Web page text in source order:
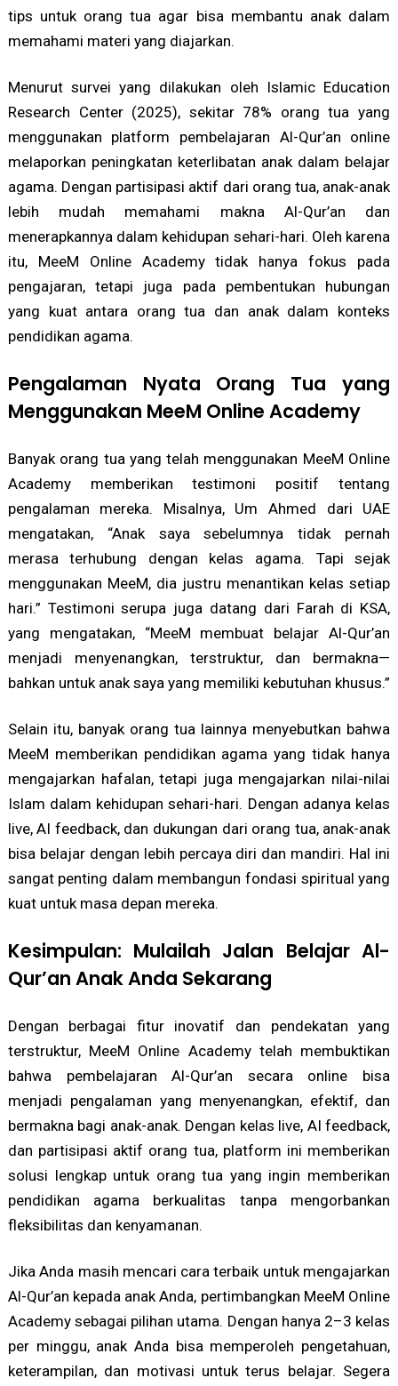
tips untuk orang tua agar bisa membantu anak dalam
memahami materi yang diajarkan.
Menurut survei yang dilakukan oleh Islamic Education
Research Center (2025), sekitar 78% orang tua yang
menggunakan platform pembelajaran Al-Qur’an online
melaporkan peningkatan keterlibatan anak dalam belajar
agama. Dengan partisipasi aktif dari orang tua, anak-anak
lebih mudah memahami makna Al-Qur’an dan
menerapkannya dalam kehidupan sehari-hari. Oleh karena
itu, MeeM Online Academy tidak hanya fokus pada
pengajaran, tetapi juga pada pembentukan hubungan
yang kuat antara orang tua dan anak dalam konteks
pendidikan agama.
Pengalaman Nyata Orang Tua yang
Menggunakan MeeM Online Academy
Banyak orang tua yang telah menggunakan MeeM Online
Academy memberikan testimoni positif tentang
pengalaman mereka. Misalnya, Um Ahmed dari UAE
mengatakan, “Anak saya sebelumnya tidak pernah
merasa terhubung dengan kelas agama. Tapi sejak
menggunakan MeeM, dia justru menantikan kelas setiap
hari.” Testimoni serupa juga datang dari Farah di KSA,
yang mengatakan, “MeeM membuat belajar Al-Qur’an
menjadi menyenangkan, terstruktur, dan bermakna—
bahkan untuk anak saya yang memiliki kebutuhan khusus.”
Selain itu, banyak orang tua lainnya menyebutkan bahwa
MeeM memberikan pendidikan agama yang tidak hanya
mengajarkan hafalan, tetapi juga mengajarkan nilai-nilai
Islam dalam kehidupan sehari-hari. Dengan adanya kelas
live, AI feedback, dan dukungan dari orang tua, anak-anak
bisa belajar dengan lebih percaya diri dan mandiri. Hal ini
sangat penting dalam membangun fondasi spiritual yang
kuat untuk masa depan mereka.
Kesimpulan: Mulailah Jalan Belajar Al-
Qur’an Anak Anda Sekarang
Dengan berbagai fitur inovatif dan pendekatan yang
terstruktur, MeeM Online Academy telah membuktikan
bahwa pembelajaran Al-Qur’an secara online bisa
menjadi pengalaman yang menyenangkan, efektif, dan
bermakna bagi anak-anak. Dengan kelas live, AI feedback,
dan partisipasi aktif orang tua, platform ini memberikan
solusi lengkap untuk orang tua yang ingin memberikan
pendidikan agama berkualitas tanpa mengorbankan
fleksibilitas dan kenyamanan.
Jika Anda masih mencari cara terbaik untuk mengajarkan
Al-Qur’an kepada anak Anda, pertimbangkan MeeM Online
Academy sebagai pilihan utama. Dengan hanya 2–3 kelas
per minggu, anak Anda bisa memperoleh pengetahuan,
keterampilan, dan motivasi untuk terus belajar. Segera